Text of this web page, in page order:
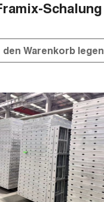
Schalung
den Warenkorb legen